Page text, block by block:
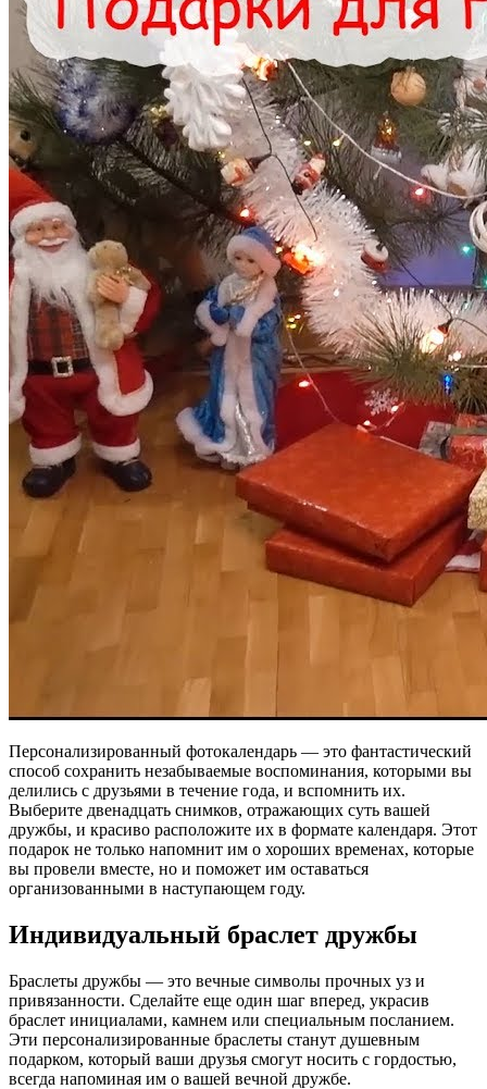
Персонализированный фотокалендарь — это фантастический
способ сохранить незабываемые воспоминания, которыми вы
делились с друзьями в течение года, и вспомнить их.
Выберите двенадцать снимков, отражающих суть вашей
дружбы, и красиво расположите их в формате календаря. Этот
подарок не только напомнит им о хороших временах, которые
вы провели вместе, но и поможет им оставаться
организованными в наступающем году.
Индивидуальный браслет дружбы
Браслеты дружбы — это вечные символы прочных уз и
привязанности. Сделайте еще один шаг вперед, украсив
браслет инициалами, камнем или специальным посланием.
Эти персонализированные браслеты станут душевным
подарком, который ваши друзья смогут носить с гордостью,
всегда напоминая им о вашей вечной дружбе.